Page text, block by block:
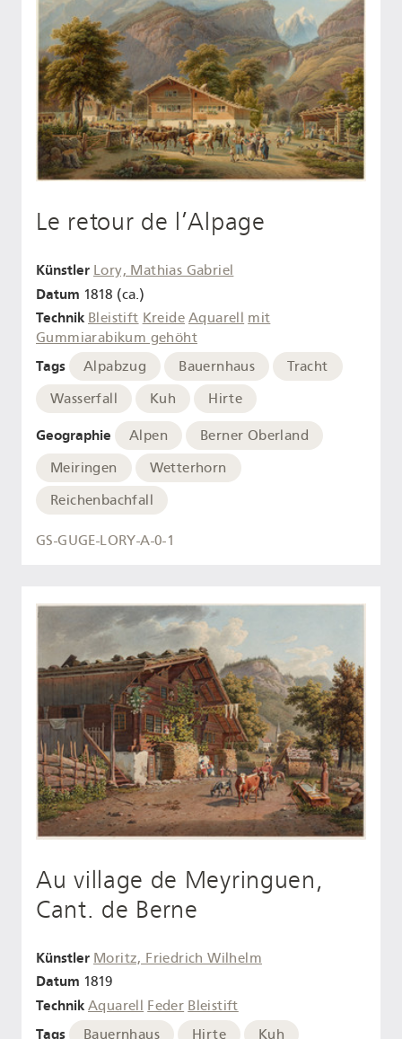
Le retour de l’Alpage
Künstler Lory, Mathias Gabriel
Datum 1818 (ca.)
Technik Bleistift Kreide Aquarell
mit
Gummiarabikum gehöht
Tags Alpabzug Bauernhaus
Tracht
Wasserfall
Kuh Hirte
Geographie Alpen
Berner Oberland
Meiringen
Wetterhorn
Reichenbachfall
GS-GUGE-LORY-A-0-1
Au village de Meyringuen,
Cant. de Berne
Künstler Moritz, Friedrich Wilhelm
Datum 1819
Technik Aquarell Feder Bleistift
Tags Bauernhaus Hirte Kuh